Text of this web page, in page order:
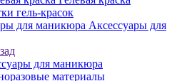
гель-красок
Аксессуары для
для маникюра